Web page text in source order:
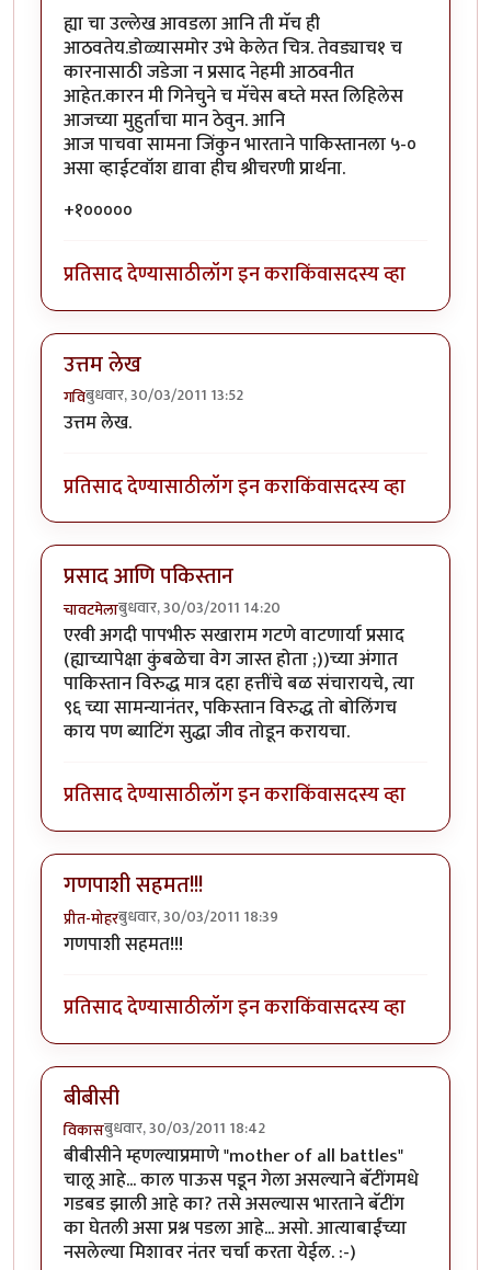
ह्या चा उल्लेख आवडला आनि ती मॅच ही
आठवतेय.डोळ्यासमोर उभे केलेत चित्र. तेवड्याच१ च
कारनासाठी जडेजा न प्रसाद नेहमी आठवनीत
आहेत.कारन मी गिनेचुने च मॅचेस बघ्ते मस्त लिहिलेस
आजच्या मुहुर्ताचा मान ठेवुन. आनि
आज पाचवा सामना जिंकुन भारताने पाकिस्तानला ५-०
असा व्हाईटवॉश द्यावा हीच श्रीचरणी प्रार्थना.
+१०००००
प्रतिसाद देण्यासाठीलॉग इन कराकिंवासदस्य व्हा
उत्तम लेख
गविबुधवार, 30/03/2011 13:52
उत्तम लेख.
प्रतिसाद देण्यासाठीलॉग इन कराकिंवासदस्य व्हा
प्रसाद आणि पकिस्तान
चावटमेलाबुधवार, 30/03/2011 14:20
एरवी अगदी पापभीरु सखाराम गटणे वाटणार्या प्रसाद
(ह्याच्यापेक्षा कुंबळेचा वेग जास्त होता ;))च्या अंगात
पाकिस्तान विरुद्ध मात्र दहा हत्तींचे बळ संचारायचे, त्या
९६ च्या सामन्यानंतर, पकिस्तान विरुद्ध तो बोलिंगच
काय पण ब्याटिंग सुद्धा जीव तोडून करायचा.
प्रतिसाद देण्यासाठीलॉग इन कराकिंवासदस्य व्हा
गणपाशी सहमत!!!
प्रीत-मोहरबुधवार, 30/03/2011 18:39
गणपाशी सहमत!!!
प्रतिसाद देण्यासाठीलॉग इन कराकिंवासदस्य व्हा
बीबीसी
विकासबुधवार, 30/03/2011 18:42
बीबीसीने म्हणल्याप्रमाणे "mother of all battles"
चालू आहे... काल पाऊस पडून गेला असल्याने बॅटींगमधे
गडबड झाली आहे का? तसे असल्यास भारताने बॅटींग
का घेतली असा प्रश्न पडला आहे... असो. आत्याबाईंच्या
नसलेल्या मिशावर नंतर चर्चा करता येईल. :-)